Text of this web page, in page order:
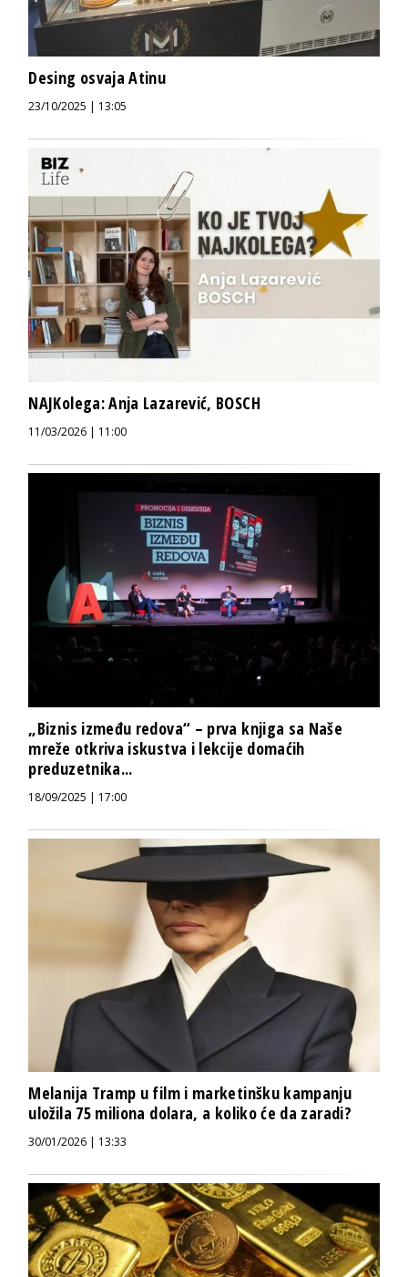
Desing osvaja Atinu
23/10/2025 | 13:05
NAJKolega: Anja Lazarević, BOSCH
11/03/2026 | 11:00
„Biznis između redova“ – prva knjiga sa Naše
mreže otkriva iskustva i lekcije domaćih
preduzetnika...
18/09/2025 | 17:00
Melanija Tramp u film i marketinšku kampanju
uložila 75 miliona dolara, a koliko će da zaradi?
30/01/2026 | 13:33